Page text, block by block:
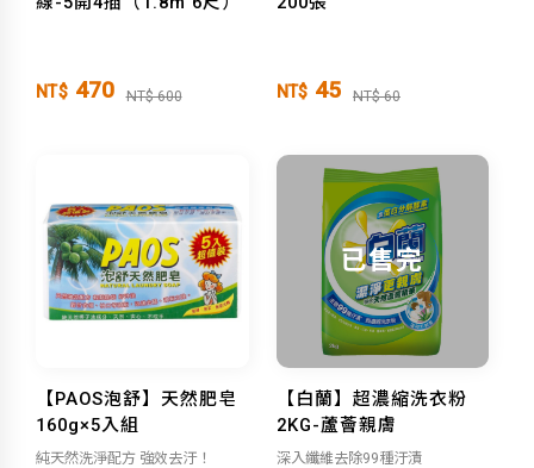
NT$ 470 NT$ 600 NT$ 45 NT$ 60
【PAOS泡舒】天然肥皂
160g×5入組
純天然洗淨配方 強效去汙！
已售完
【白蘭】超濃縮洗衣粉
2KG-蘆薈親膚
深入纖維去除99種汙漬